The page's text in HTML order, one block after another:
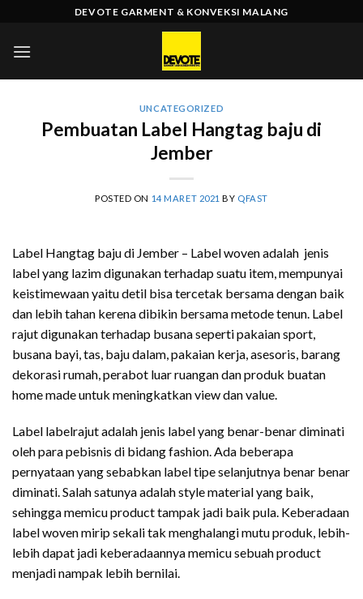
content
DEVOTE GARMENT & KONVEKSI MALANG
UNCATEGORIZED
Pembuatan Label Hangtag baju di
Jember
POSTED ON 14 MARET 2021 BY QFAST
Label Hangtag baju di Jember – Label woven adalah jenis
label yang lazim digunakan terhadap suatu item, mempunyai
keistimewaan yaitu detil bisa tercetak bersama dengan baik
dan lebih tahan kerena dibikin bersama metode tenun. Label
rajut digunakan terhadap busana seperti pakaian sport,
busana bayi, tas, baju dalam, pakaian kerja, asesoris, barang
dekorasi rumah, perabot luar ruangan dan produk buatan
home made untuk meningkatkan view dan value.
Label labelrajut adalah jenis label yang benar-benar diminati
oleh para pebisnis di bidang fashion. Ada beberapa
pernyataan yang sebabkan label tipe selanjutnya benar benar
diminati. Salah satunya adalah style material yang baik,
sehingga memicu product tampak jadi baik pula. Keberadaan
label woven mirip sekali tak menghalangi mutu produk, lebih-
lebih dapat jadi keberadaannya memicu sebuah product
menjadi nampak lebih bernilai.